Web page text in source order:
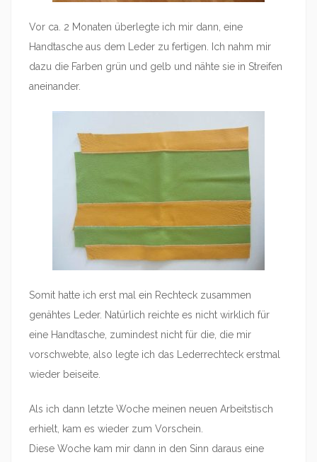
Vor ca. 2 Monaten überlegte ich mir dann, eine
Handtasche aus dem Leder zu fertigen. Ich nahm mir
dazu die Farben grün und gelb und nähte sie in Streifen
aneinander.
Somit hatte ich erst mal ein Rechteck zusammen
genähtes Leder. Natürlich reichte es nicht wirklich für
eine Handtasche, zumindest nicht für die, die mir
vorschwebte, also legte ich das Lederrechteck erstmal
wieder beiseite.
Als ich dann letzte Woche meinen neuen Arbeitstisch
erhielt, kam es wieder zum Vorschein.
Diese Woche kam mir dann in den Sinn daraus eine